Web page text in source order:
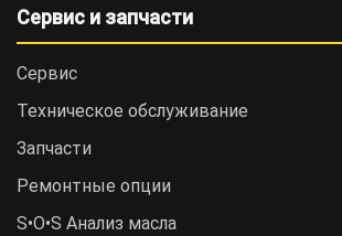
Сервис и запчасти
Сервис
Техническое обслуживание
Запчасти
Ремонтные опции
S•O•S Анализ масла